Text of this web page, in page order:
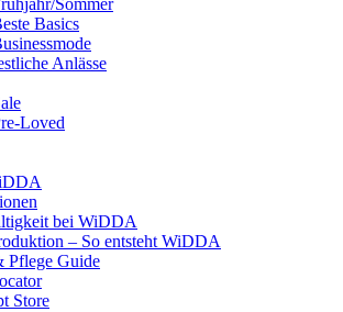
Sommer
Basics
Anlässe
Loved
bei WiDDA
– So entsteht WiDDA
Pflege Guide
Store